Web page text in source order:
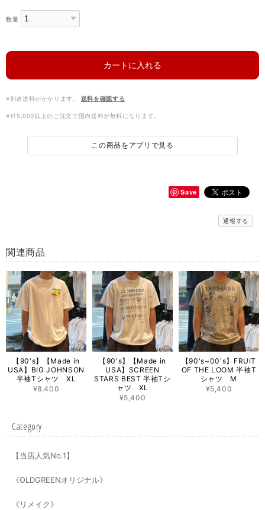
数量
カートに入れる
※別途送料がかかります。 送料を確認する
※¥15,000以上のご注文で国内送料が無料になります。
この商品をアプリで見る
Save
通報する
関連商品
【90's】【Made in
USA】BIG JOHNSON
半袖Tシャツ XL
¥8,400
【90's】【Made in
USA】SCREEN
STARS BEST 半袖Tシ
ャツ XL
¥5,400
【90's~00's】FRUIT
OF THE LOOM 半袖T
シャツ M
¥5,400
Category
【当店人気No.1】
《OLDGREENオリジナル》
《リメイク》